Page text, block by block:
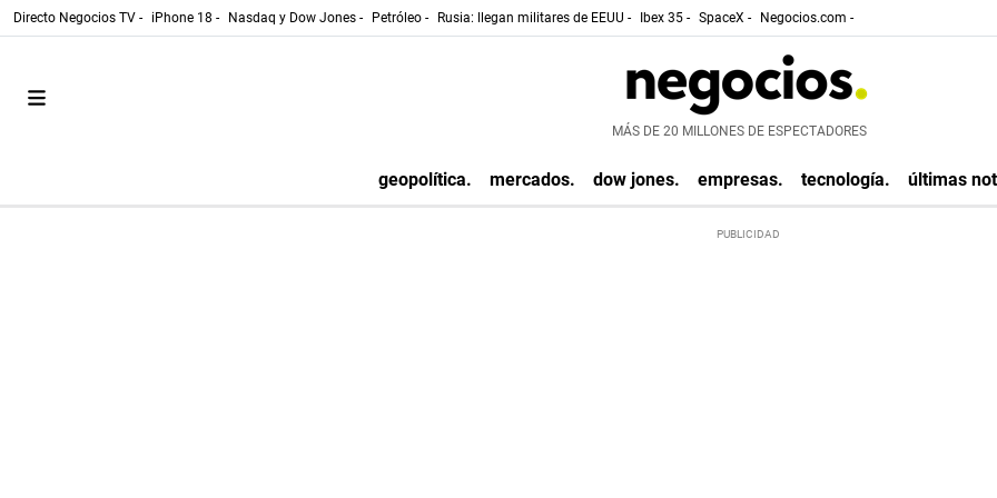
Directo Negocios TV - iPhone 18 - Nasdaq y Dow Jones - Petróleo - Rusia: llegan militares de EEUU - Ibex 35 - SpaceX - Negocios.com -
MÁS DE 20 MILLONES DE ESPECTADORES
geopolítica. mercados. dow jones. empresas. tecnología. últimas